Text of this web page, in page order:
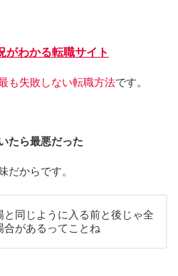
がわかる転職サイト
も失敗しない転職方法です。
たら最悪だった
だからです。
と同じように入る前と後じゃ全
合があるってことね